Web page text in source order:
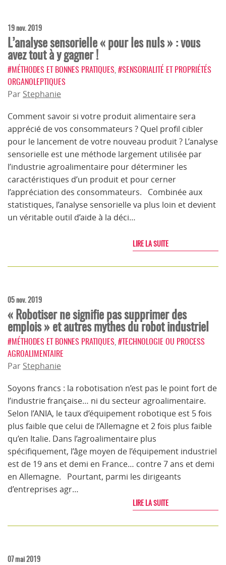
19 nov. 2019
L’analyse sensorielle « pour les nuls » : vous
avez tout à y gagner !
#MÉTHODES ET BONNES PRATIQUES #SENSORIALITÉ ET PROPRIÉTÉS
ORGANOLEPTIQUES
Par Stephanie
Comment savoir si votre produit alimentaire sera
apprécié de vos consommateurs ? Quel profil cibler
pour le lancement de votre nouveau produit ? L’analyse
sensorielle est une méthode largement utilisée par
l’industrie agroalimentaire pour déterminer les
caractéristiques d’un produit et pour cerner
l’appréciation des consommateurs. Combinée aux
statistiques, l’analyse sensorielle va plus loin et devient
un véritable outil d’aide à la déci…
LIRE LA SUITE
05 nov. 2019
« Robotiser ne signifie pas supprimer des
emplois » et autres mythes du robot industriel
#MÉTHODES ET BONNES PRATIQUES #TECHNOLOGIE OU PROCESS
AGROALIMENTAIRE
Par Stephanie
Soyons francs : la robotisation n’est pas le point fort de
l’industrie française… ni du secteur agroalimentaire.
Selon l’ANIA, le taux d’équipement robotique est 5 fois
plus faible que celui de l’Allemagne et 2 fois plus faible
qu’en Italie. Dans l’agroalimentaire plus
spécifiquement, l’âge moyen de l’équipement industriel
est de 19 ans et demi en France… contre 7 ans et demi
en Allemagne. Pourtant, parmi les dirigeants
d’entreprises agr…
LIRE LA SUITE
07 mai 2019